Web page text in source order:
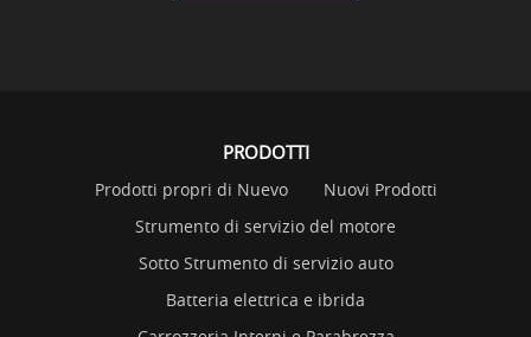
PRODOTTI
Prodotti propri di Nuevo
Nuovi Prodotti
Strumento di servizio del motore
Sotto Strumento di servizio auto
Batteria elettrica e ibrida